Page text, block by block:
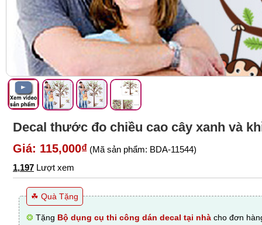
Decal thước đo chiều cao cây xanh và
Giá: 115,000₫ (Mã sản phẩm: BDA-11544)
1,197 Lượt xem
☘ Quà Tặng
❂ Tặng Bộ dụng cụ thi công dán decal tại nhà cho đơn